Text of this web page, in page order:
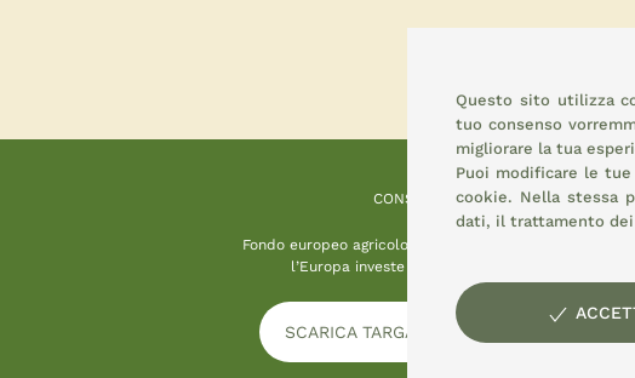
CONSEMI
Fondo europeo agricolo per lo sviluppo rurale:
l’Europa investe nelle zone rurali
SCARICA TARGA INFORMATIVA
Questo sito utilizza
tuo consenso
migliorare la tua
Puoi modificare le
cookie. Nella stessa
dati, il trattamento